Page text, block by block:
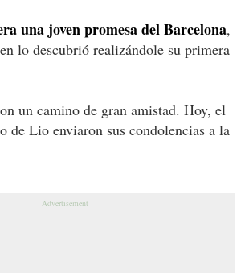
una joven promesa del Barcelona,
lo descubrió realizándole su primera
un camino de gran amistad. Hoy, el
de Lio enviaron sus condolencias a la